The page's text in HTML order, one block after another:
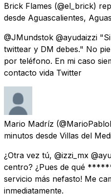
Brick Flames (@el_brick)
desde Aguascalientes,
@JMundstok @ayudaizzi
twittear y DM debes." No
por teléfono. En mi caso
contacto vida Twitter
Mario Madríz
minutos desde Villas del
¿Otra vez tú, @izzi_mx
centro? ¿Pues de qué
servicio más nefasto! Me
inmediatamente.